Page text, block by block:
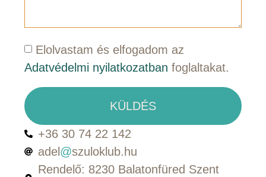
Elolvastam és elfogadom az
Adatvédelmi nyilatkozatban foglaltakat.
KÜLDÉS
+36 30 74 22 142
adel @szuloklub.hu
Rendelő: 8230 Balatonfüred Szent